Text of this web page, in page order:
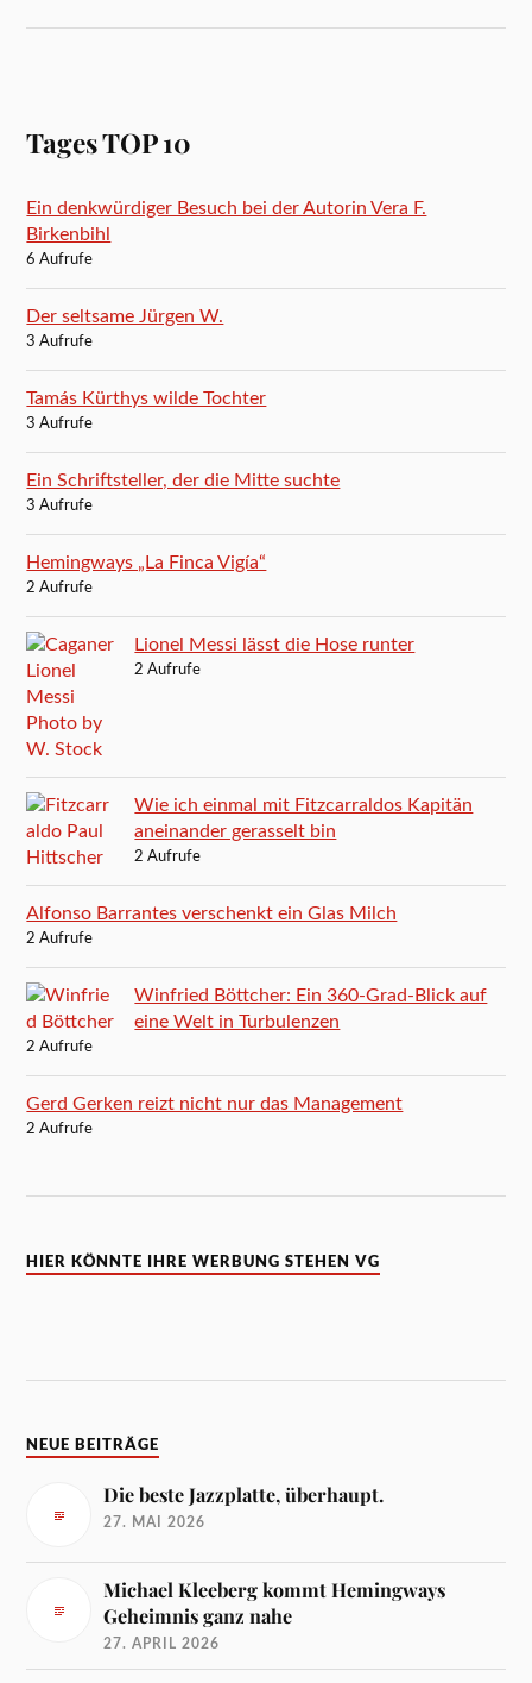
Tages TOP 10
Ein denkwürdiger Besuch bei der Autorin Vera F.
Birkenbihl
6 Aufrufe
Der seltsame Jürgen W.
3 Aufrufe
Tamás Kürthys wilde Tochter
3 Aufrufe
Ein Schriftsteller, der die Mitte suchte
3 Aufrufe
Hemingways „La Finca Vigía“
2 Aufrufe
Lionel Messi lässt die Hose runter
2 Aufrufe
Wie ich einmal mit Fitzcarraldos Kapitän
aneinander gerasselt bin
2 Aufrufe
Alfonso Barrantes verschenkt ein Glas Milch
2 Aufrufe
Winfried Böttcher: Ein 360-Grad-Blick auf
eine Welt in Turbulenzen
2 Aufrufe
Gerd Gerken reizt nicht nur das Management
2 Aufrufe
HIER KÖNNTE IHRE WERBUNG STEHEN VG
NEUE BEITRÄGE
Die beste Jazzplatte, überhaupt.
27. MAI 2026
Michael Kleeberg kommt Hemingways
Geheimnis ganz nahe
27. APRIL 2026